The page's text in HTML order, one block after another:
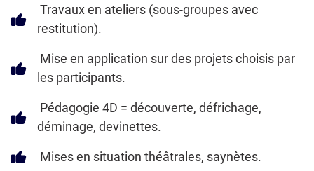
Travaux en ateliers (sous-groupes avec
restitution).
Mise en application sur des projets choisis par
les participants.
Pédagogie 4D = découverte, défrichage,
déminage, devinettes.
Mises en situation théâtrales, saynètes.